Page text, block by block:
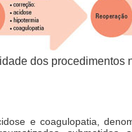
dos procedimentos
e coagulopatia,